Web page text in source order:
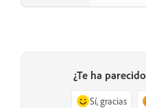
¿Te ha
Sí, gracias